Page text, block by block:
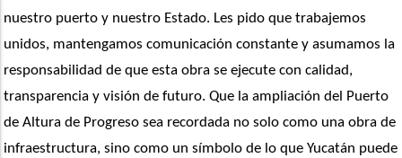
nuestro puerto y nuestro Estado. Les pido que trabajemos
unidos, mantengamos comunicación constante y asumamos la
responsabilidad de que esta obra se ejecute con calidad,
transparencia y visión de futuro. Que la ampliación del Puerto
de Altura de Progreso sea recordada no solo como una obra de
infraestructura, sino como un símbolo de lo que Yucatán puede